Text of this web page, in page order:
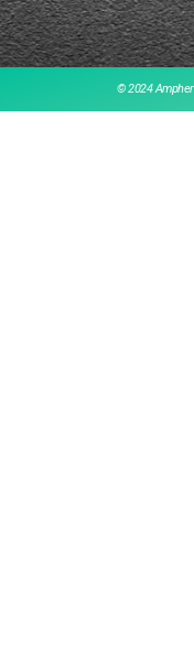
© 2024